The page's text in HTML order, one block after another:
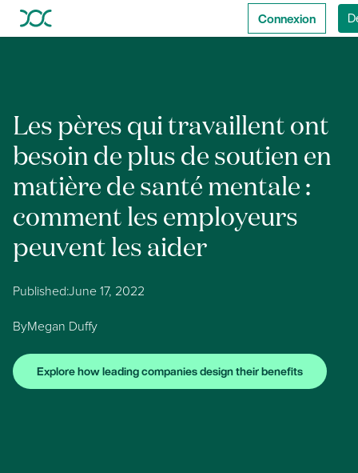
Connexion
Les pères qui travaillent ont
besoin de plus de soutien en
matière de santé mentale :
comment les employeurs
peuvent les aider
Published:June 17, 2022
ByMegan Duffy
Explore how leading companies design their benefits